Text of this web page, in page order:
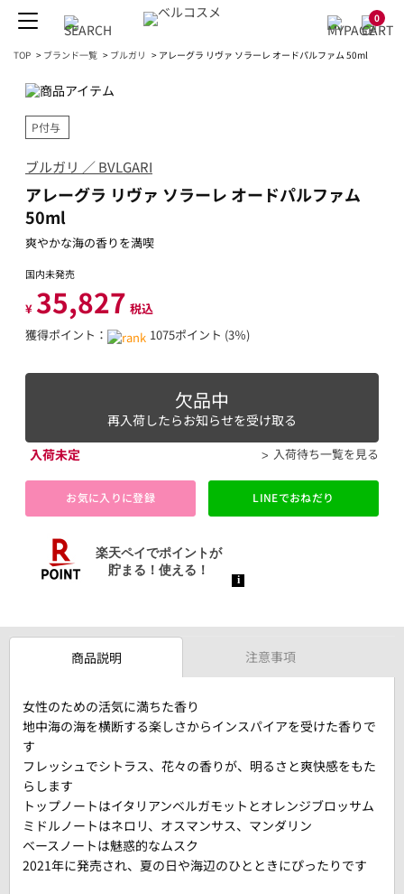
0
TOP > ブランド一覧 > ブルガリ > アレーグラ リヴァ ソラーレ オードパルファム 50ml
P付与
ブルガリ ／ BVLGARI
アレーグラ リヴァ ソラーレ オードパルファム
50ml
爽やかな海の香りを満喫
国内未発売
¥ 35,827 税込
獲得ポイント：
1075ポイント (3％)
欠品中
再入荷したらお知らせを受け取る
入荷未定
入荷待ち一覧を見る
お気に入りに登録 LINEでおねだり
商品説明 注意事項
女性のための活気に満ちた香り
地中海の海を横断する楽しさからインスパイアを受けた香りで
す
フレッシュでシトラス、花々の香りが、明るさと爽快感をもた
らします
トップノートはイタリアンベルガモットとオレンジブロッサム
ミドルノートはネロリ、オスマンサス、マンダリン
ベースノートは魅惑的なムスク
2021年に発売され、夏の日や海辺のひとときにぴったりです